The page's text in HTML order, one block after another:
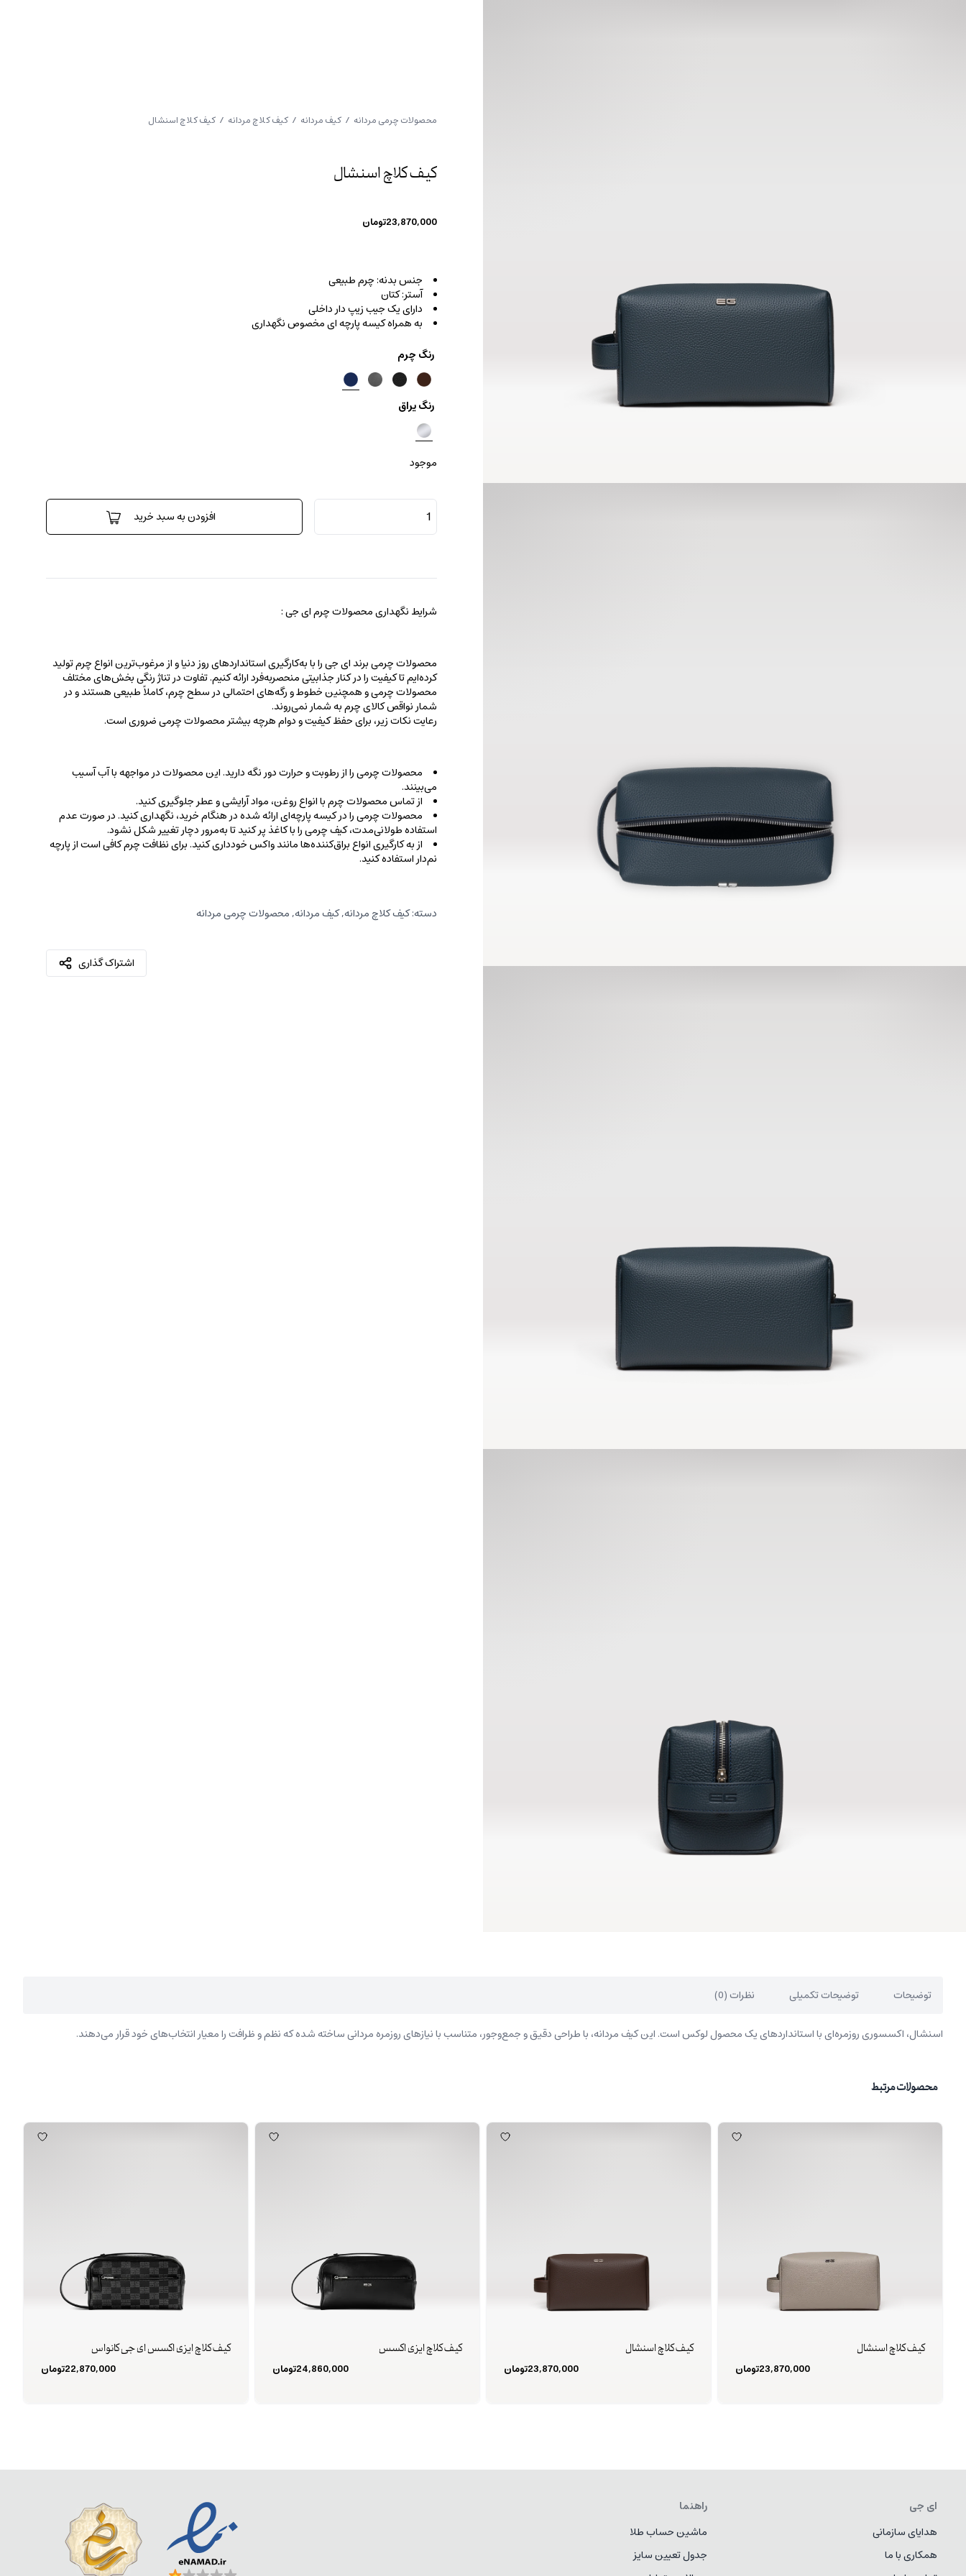
محصولات چرمی مردانه / کیف مردانه / کیف کلاچ مردانه / کیف کلاچ اسنشال
کیف کلاچ اسنشال
23,870,000تومان
جنس بدنه: چرم طبیعی
آستر: کتان
دارای یک جیب زیپ دار داخلی
به همراه کیسه پارچه ای مخصوص نگهداری
رنگ چرم
رنگ یراق
موجود
کیف
کلاچ
اسنشال
افزودن به سبد خرید
شرایط نگهداری محصولات چرم ای جی :
محصولات چرمی برند ای جی را با به‌کارگیری استانداردهای روز دنیا و از مرغوب‌ترین انواع چرم تولید
کرده‌ایم تا کیفیت را در کنار جذابیتی منحصربه‌فرد ارائه کنیم. تفاوت در تناژ رنگی بخش‌های مختلف
محصولات چرمی و همچنین خطوط و رگه‌‌های احتمالی در سطح چرم، کاملاً طبیعی هستند و در
شمار نواقص کالای چرم به شمار نمی‌روند.
رعایت نکات زیر، برای حفظ کیفیت و دوام هرچه بیشتر محصولات چرمی ضروری است.
محصولات چرمی را از رطوبت و حرارت دور نگه دارید. این محصولات در مواجهه با آب آسیب
می‌بینند.
از تماس محصولات چرم با انواع روغن‌، مواد آرایشی و عطر جلوگیری کنید.
محصولات چرمی را در کیسه‌ پارچه‌ای ارائه شده در هنگام خرید، ‌نگهداری کنید. در صورت عدم
استفاده طولانی‌مدت، کیف‌ چرمی را با کاغذ پر کنید تا به‌مرور دچار تغییر شکل نشود.
از به کارگیری انواع براق‌کننده‌ها مانند واکس خودداری کنید. برای نظافت چرم کافی است از پارچه‌
نم‌دار استفاده کنید.
دسته:کیف کلاچ مردانه,کیف مردانه,محصولات چرمی مردانه
اشتراک گذاری
توضیحات توضیحات تکمیلی نظرات (0)
اسنشال، اکسسوری روزمره‌ای با استانداردهای یک محصول لوکس است. این کیف مردانه، با طراحی دقیق و جمع‌وجور، متناسب با نیازهای روزمره مردانی ساخته شده که نظم و ظرافت را معیار انتخاب‌های خود قرار می‌دهند.
محصولات مرتبط
کیف کلاچ اسنشال
23,870,000تومان
کیف کلاچ اسنشال
23,870,000تومان
کیف کلاچ ایزی اکسس
24,860,000تومان
کیف کلاچ ایزی اکسس ای جی کانواس
22,870,000تومان
ای جی
هدایای سازمانی
همکاری با ما
راهنما
ماشین حساب طلا
جدول تعیین سایز